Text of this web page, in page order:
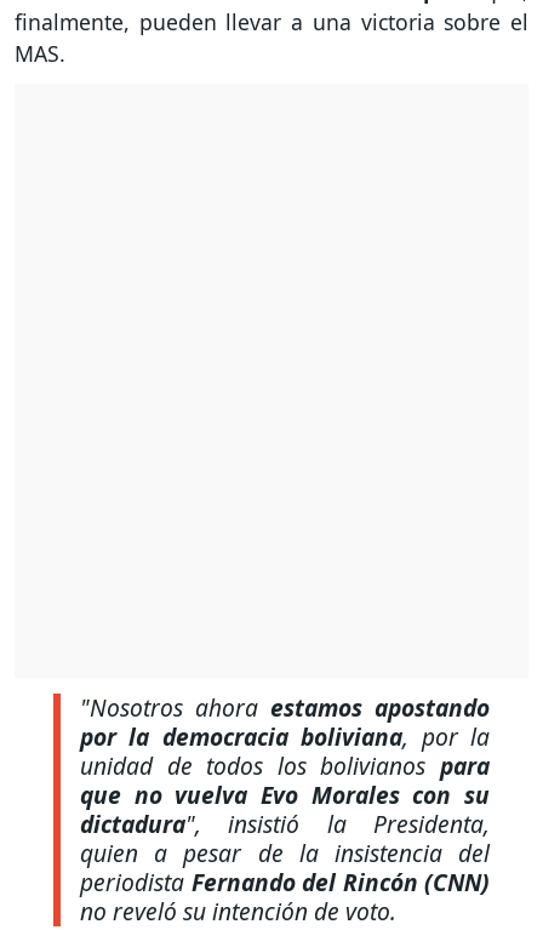
finalmente, pueden llevar a una victoria sobre el
MAS.
"Nosotros ahora estamos apostando
por la democracia boliviana, por la
unidad de todos los bolivianos para
que no vuelva Evo Morales con su
dictadura",insistió la Presidenta,
quien a pesar de la insistencia del
periodista Fernando del Rincón (CNN)
no reveló su intención de voto.